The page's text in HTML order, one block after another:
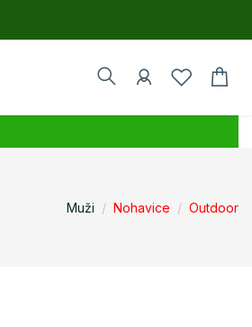
Muži Nohavice Outdoor